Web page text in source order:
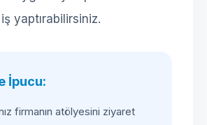
yaptırabilirsiniz.
İpucu:
firmanın atölyesini ziyaret